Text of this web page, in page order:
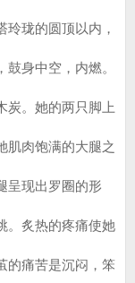
珑的圆顶以内，
身中空，内燃。
炭。她的两只脚上
肌肉饱满的大腿之
呈现出罗圈的形
。炙热的疼痛使她
的痛苦是沉闷，笨